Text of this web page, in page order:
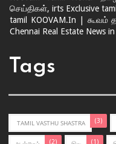
செய்திகள், irts Exclusive
tamil KOOVAM.In | கூவம்
Chennai Real Estate News
Tags
TAMIL VASTHU SHASTRA (3)
(2) (1)